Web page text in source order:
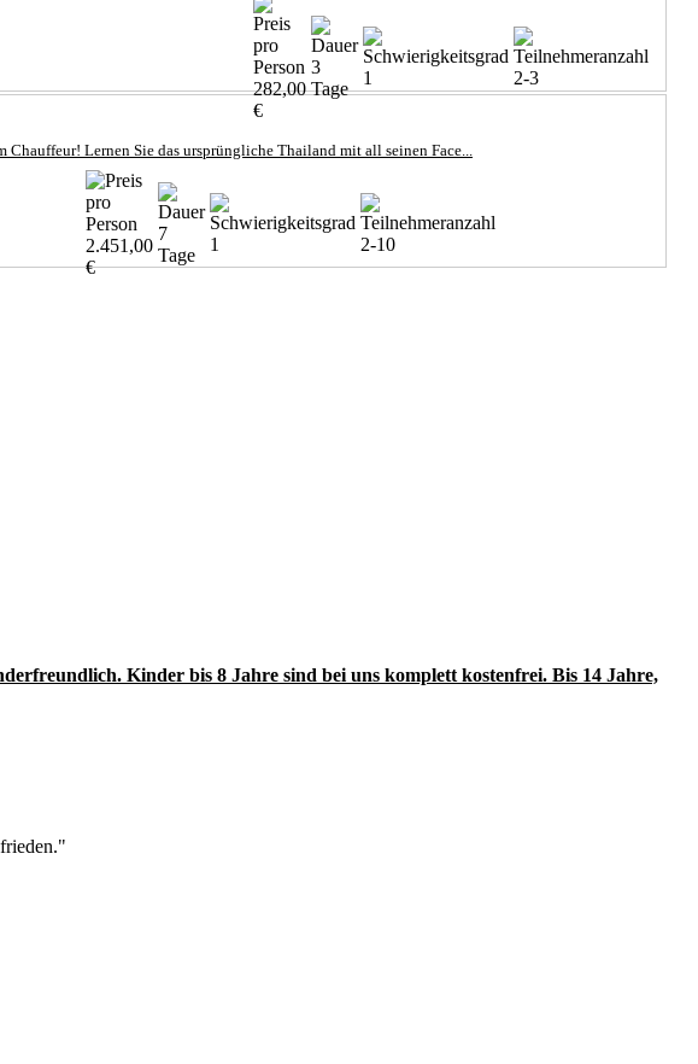
282,00
€
3
Tage
1 2-3
Lernen Sie das ursprüngliche Thailand mit all seinen Face...
2.451,00
€
7
Tage
1 2-10
Kinder bis 8 Jahre sind bei uns komplett kostenfrei. Bis 14 Jahre,